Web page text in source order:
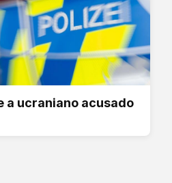
a ucraniano acusado